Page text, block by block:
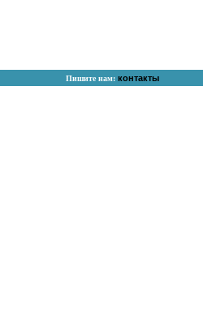
Пишите нам: контакты